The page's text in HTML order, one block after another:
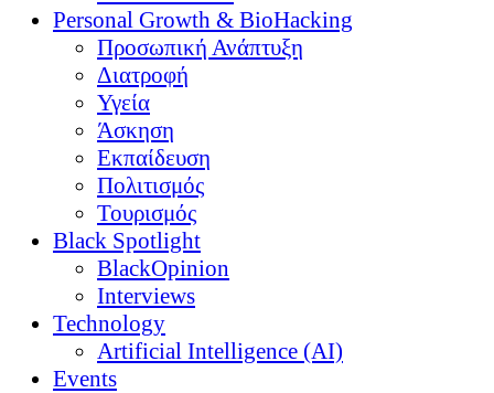
Personal Growth & BioHacking
Προσωπική Ανάπτυξη
Διατροφή
Υγεία
Άσκηση
Εκπαίδευση
Πολιτισμός
Τουρισμός
Black Spotlight
BlackOpinion
Interviews
Technology
Artificial Intelligence (AI)
Events